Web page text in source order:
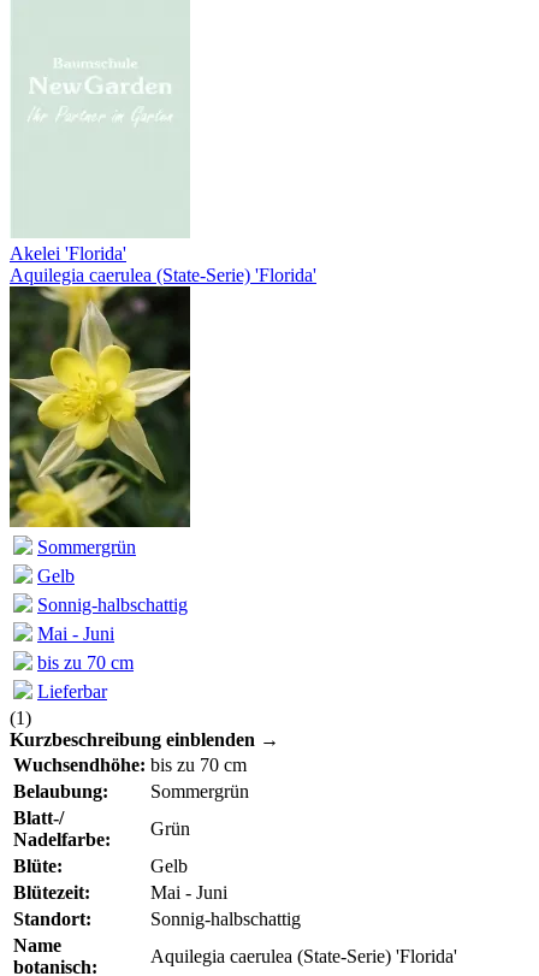
Akelei 'Florida'
Aquilegia caerulea (State-Serie) 'Florida'
Sommergrün
Gelb
Sonnig-halbschattig
Mai - Juni
bis zu 70 cm
Lieferbar
(1)
Kurzbeschreibung einblenden →
Wuchsendhöhe: bis zu 70 cm
Belaubung:
Sommergrün
Blatt-/
Nadelfarbe:
Grün
Blüte:
Gelb
Blütezeit:
Mai - Juni
Standort:
Sonnig-halbschattig
Name
botanisch:
Aquilegia caerulea (State-Serie) 'Florida'